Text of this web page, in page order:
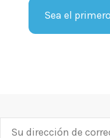
Sea el